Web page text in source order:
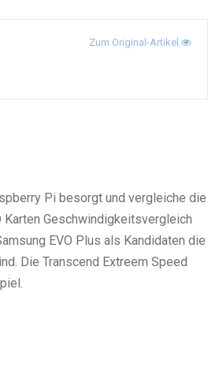
Zum Original-Artikel
Pi besorgt und vergleiche die
Geschwindigkeitsvergleich
EVO Plus als Kandidaten die
Die Transcend Extreem Speed